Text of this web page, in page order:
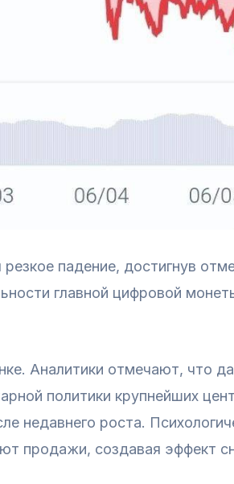
падение, достигнув
главной цифровой
Аналитики отмечают, что
политики крупнейших
недавнего роста.
продажи, создавая эффект